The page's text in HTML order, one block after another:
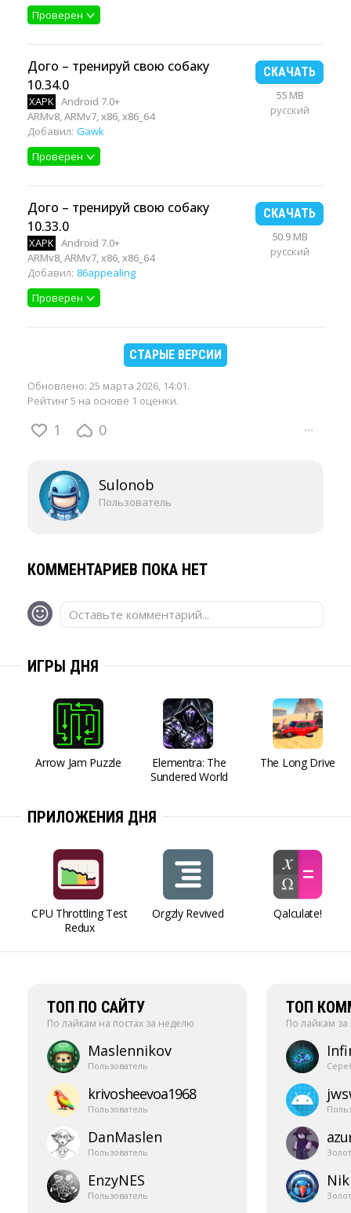
Проверен
Дого – тренируй свою собаку
10.34.0
XAPK Android 7.0+
ARMv8, ARMv7, x86, x86_64
Добавил: Gawk
Проверен
СКАЧАТЬ
55 MB
русский
Дого – тренируй свою собаку
10.33.0
XAPK Android 7.0+
ARMv8, ARMv7, x86, x86_64
Добавил: 86appealing
Проверен
СКАЧАТЬ
50.9 MB
русский
СТАРЫЕ ВЕРСИИ
Обновлено: 25 марта 2026, 14:01.
Рейтинг 5 на основе 1 оценки.
1 0 ···
Sulonob
Пользователь
КОММЕНТАРИЕВ ПОКА НЕТ
Оставьте комментарий...
ИГРЫ ДНЯ
Arrow Jam Puzzle
Elementra: The
Sundered World
The Long Drive
ПРИЛОЖЕНИЯ ДНЯ
CPU Throttling Test
Redux
Orgzly Revived Qalculate!
ТОП ПО САЙТУ
По лайкам на постах за неделю
Maslennikov
Пользователь
krivosheevoa1968
Пользователь
DanMaslen
Пользователь
EnzyNES
Пользователь
ТОП
По лайкам